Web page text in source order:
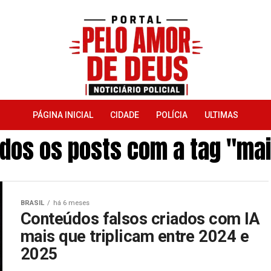
PÁGINA INICIAL CIDADE POLÍCIA ULTIMAS
os posts com a tag
BRASIL há 6 meses
Conteúdos falsos criados com IA
mais que triplicam entre 2024 e
2025